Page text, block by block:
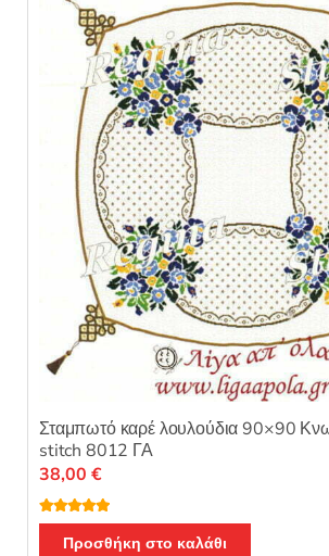
στη
σελίδα
του
προϊόντος
Σταμπωτό καρέ λουλούδια 90×90
stitch 8012 ΓΑ
Βαθμολογή
θηκε με 5.00
από 5
38,00 €
Προσθήκη στο καλάθι